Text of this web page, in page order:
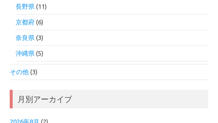
長野県 (11)
京都府 (6)
奈良県 (3)
沖縄県 (5)
その他 (3)
月別アーカイブ
2026年8月 (2)